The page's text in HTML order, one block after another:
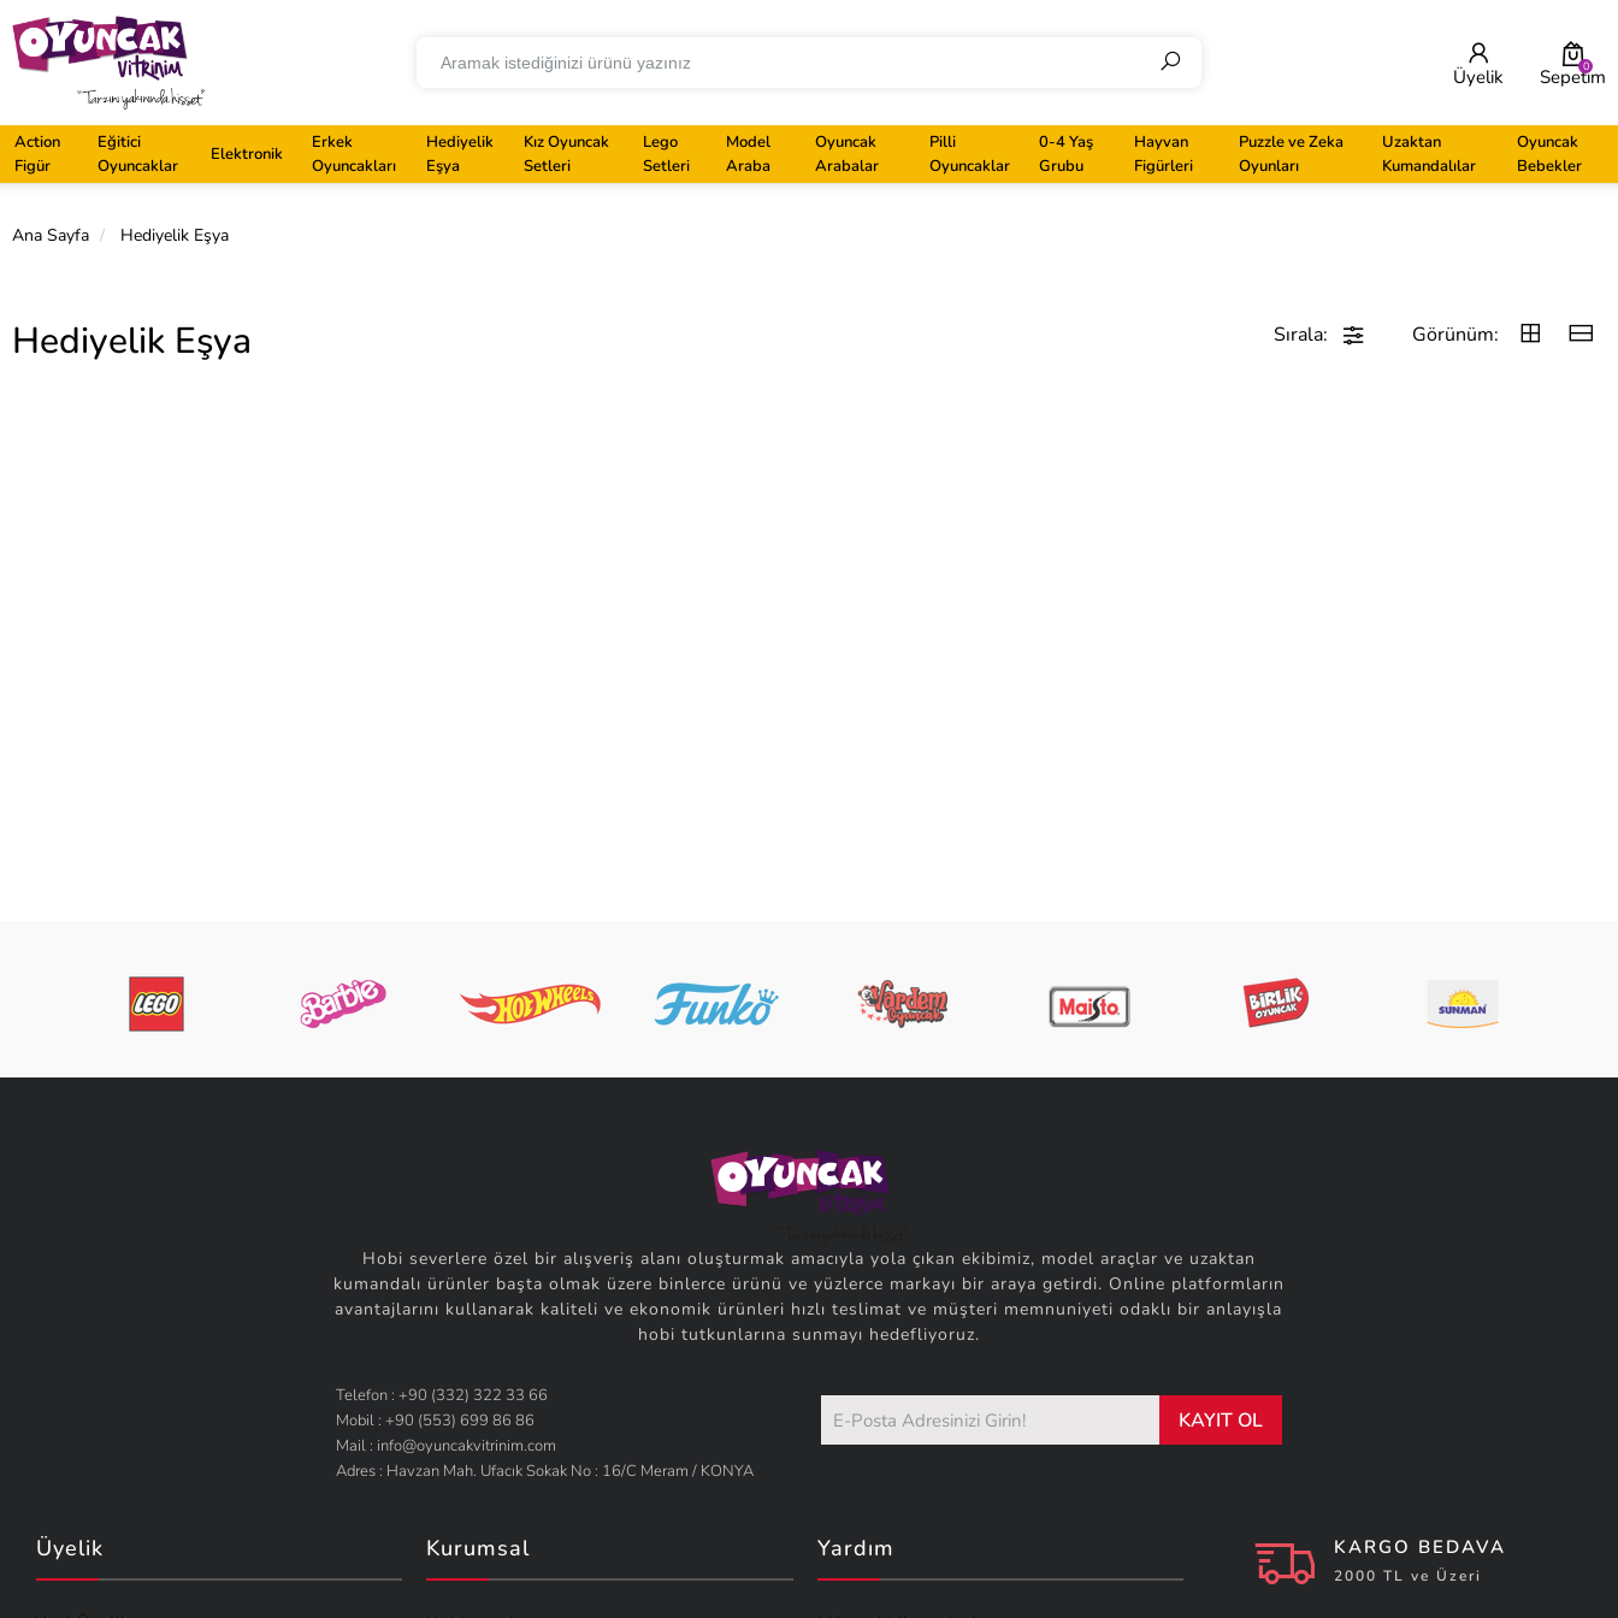
0
Sepetim
Üyelik
Action
Figür
Eğitici
Oyuncaklar
Elektronik
Erkek
Oyuncakları
Hediyelik
Eşya
Kız Oyuncak
Setleri
Lego
Setleri
Model
Araba
Oyuncak
Arabalar
Pilli
Oyuncaklar
0-4 Yaş
Grubu
Hayvan
Figürleri
Puzzle ve Zeka
Oyunları
Uzaktan
Kumandalılar
Oyuncak
Bebekler
Ana Sayfa Hediyelik Eşya
Hediyelik Eşya Sırala: Görünüm:
Hobi severlere özel bir alışveriş alanı oluşturmak amacıyla yola çıkan ekibimiz, model araçlar ve uzaktan
kumandalı ürünler başta olmak üzere binlerce ürünü ve yüzlerce markayı bir araya getirdi. Online platformların
avantajlarını kullanarak kaliteli ve ekonomik ürünleri hızlı teslimat ve müşteri memnuniyeti odaklı bir anlayışla
hobi tutkunlarına sunmayı hedefliyoruz.
Telefon : +90 (332) 322 33 66
Mobil : +90 (553) 699 86 86
Mail : info@oyuncakvitrinim.com
Adres : Havzan Mah. Ufacık Sokak No : 16/C Meram / KONYA
KAYIT OL
Üyelik Kurumsal Yardım KARGO BEDAVA
2000 TL ve Üzeri